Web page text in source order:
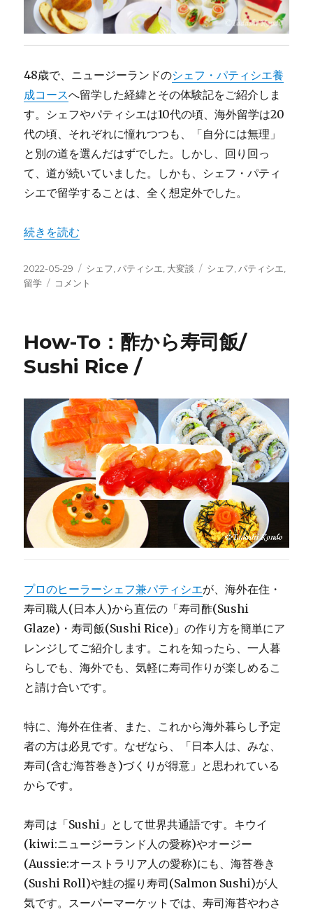
ー
ジ
ド
に
48歳で、ニュージーランドのシェフ・パティシエ養
成コースへ留学した経緯とその体験記をご紹介しま
す。シェフやパティシエは10代の頃、海外留学は20
代の頃、それぞれに憧れつつも、「自分には無理」
と別の道を選んだはずでした。しかし、回り回っ
て、道が続いていました。しかも、シェフ・パティ
シエで留学することは、全く想定外でした。
“True-Story：シェフ・パティシエ留学体験記＠ニュー
続きを読む
投
稿
2022-05-29
カ
テ
シェフ パティシエ 大変談
タ
シェフ パティシエ
留学
True-
フ・
テ
シ
エ
留
学
体
験
記
＠
ニ
ュ
ー
ラ
ン
に
コメント
How-To：酢から寿司飯/
Sushi Rice /
プロのヒーラーシェフ兼パティシエが、海外在住・
寿司職人(日本人)から直伝の「寿司酢(Sushi
Glaze)・寿司飯(Sushi Rice)」の作り方を簡単にア
レンジしてご紹介します。これを知ったら、一人暮
らしでも、海外でも、気軽に寿司作りが楽しめるこ
と請け合いです。
特に、海外在住者、また、これから海外暮らし予定
者の方は必見です。なぜなら、「日本人は、みな、
寿司(含む海苔巻き)づくりが得意」と思われている
からです。
寿司は「Sushi」として世界共通語です。キウイ
(kiwi:ニュージーランド人の愛称)やオージー
(Aussie:オーストラリア人の愛称)にも、海苔巻き
(Sushi Roll)や鮭の握り寿司(Salmon Sushi)が人
気です。スーパーマーケットでは、寿司海苔やわさ